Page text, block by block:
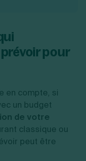
pour
en compte, si
un budget
de votre
classique ou
peut être